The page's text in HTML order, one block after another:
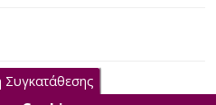
ότι ο Μαγικός
που καθιστά το
ταυτόχρονα την
normal,
an externalized
the New Eveexamines a
which initially
Συγκατάθεσης